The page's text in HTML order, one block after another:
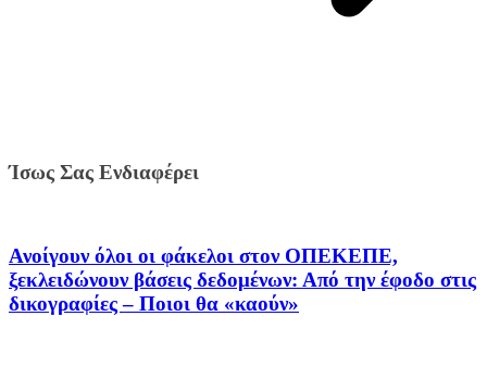
Ίσως Σας Ενδιαφέρει
Ανοίγουν όλοι οι φάκελοι στον ΟΠΕΚΕΠΕ,
ξεκλειδώνουν βάσεις δεδομένων: Από την έφοδο στις
δικογραφίες – Ποιοι θα «καούν»